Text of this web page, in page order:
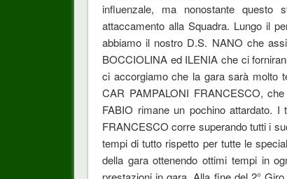
influenzale, ma nonostante
attaccamento alla Squadra. Lungo il
abbiamo il nostro D.S. NANO che
BOCCIOLINA ed ILENIA che ci
ci accorgiamo che la gara sarà molto
CAR PAMPALONI FRANCESCO,
FABIO rimane un pochino attardato. I
FRANCESCO corre superando tutti i
tempi di tutto rispetto per tutte le
della gara ottenendo ottimi tempi in